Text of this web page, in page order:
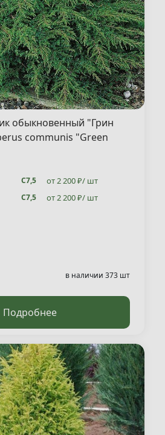
обыкновенный "Грин
communis "Green
С7,5 от 2 200 ₽/ шт
С7,5 от 2 200 ₽/ шт
в наличии 373 шт
Подробнее